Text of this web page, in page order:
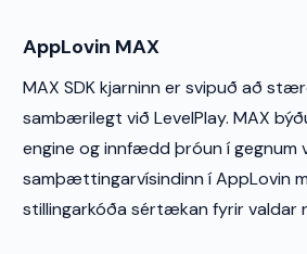
AppLovin MAX
MAX SDK kjarninn er svipuð að
sambærilegt við LevelPlay. MAX
engine og innfædd þróun í gegnum
samþættingarvísindinn í AppLovin
stillingarkóða sértækan fyrir valdar